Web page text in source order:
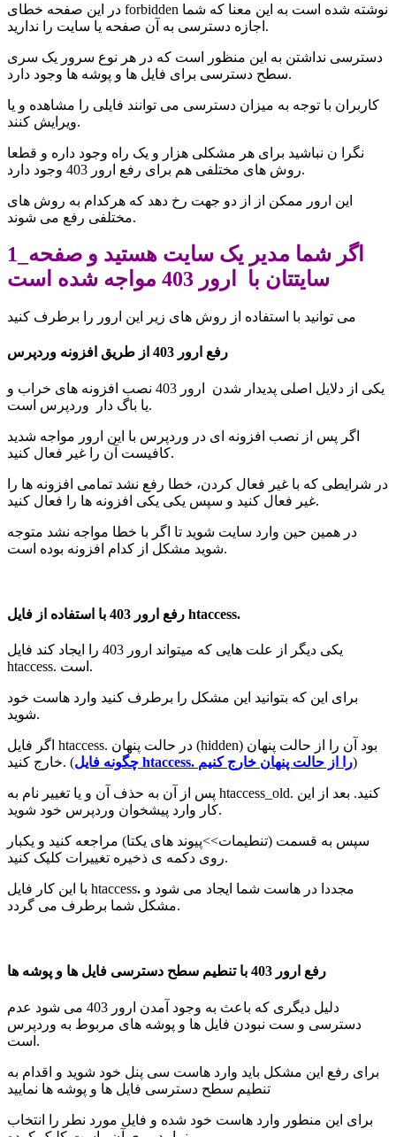
در این صفحه خطای forbidden نوشته شده است به این معنا که شما
اجازه دسترسی به آن صفحه یا سایت را ندارید.
دسترسی نداشتن به این منظور است که در هر نوع سرور یک سری
سطح دسترسی برای فایل ها و پوشه ها وجود دارد.
کاربران با توجه به میزان دسترسی می توانند فایلی را مشاهده و یا
ویرایش کنند.
نگرا ن نباشید برای هر مشکلی هزار و یک راه وجود داره و قطعا
روش های مختلفی هم برای رفع ارور 403 وجود دارد.
این ارور ممکن از از دو جهت رخ دهد که هرکدام به روش های
مختلفی رفع می شوند.
1_اگر شما مدیر یک سایت هستید و صفحه
سایتتان با ارور 403 مواجه شده است
می توانید با استفاده از روش های زیر این ارور را برطرف کنید
رفع ارور 403 از طریق افزونه وردپرس
یکی از دلایل اصلی پدیدار شدن ارور 403 نصب افزونه های خراب و
یا باگ دار وردپرس است.
اگر پس از نصب افزونه ای در وردپرس با این ارور مواجه شدید
کافیست آن را غیر فعال کنید.
در شرایطی که با غیر فعال کردن، خطا رفع نشد تمامی افزونه ها را
غیر فعال کنید و سپس یکی یکی افزونه ها را فعال کنید.
در همین حین وارد سایت شوید تا اگر با خطا مواجه نشد متوجه
شوید مشکل از کدام افزونه بوده است.
رفع ارور 403 با استفاده از فایل htaccess.
یکی دیگر از علت هایی که میتواند ارور 403 را ایجاد کند فایل
htaccess. است.
برای این که بتوانید این مشکل را برطرف کنید وارد هاست خود
شوید.
اگر فایل htaccess. در حالت پنهان (hidden) بود آن را از حالت پنهان
خارج کنید. (
چگونه فایل htaccess. را از حالت پنهان خارج کنیم)
htaccess old.
کار وارد پیشخوان وردپرسخود شوید.
سپس به قسمت (تنطیمات>>پیوند های یکتا) مراجعه کنید و یکبار
روی دکمه ی ذخیره تغییرات کلیک کنید.
با این کار فایل htaccess. مجددا در هاست شما ایجاد می شود و
مشکل شما برطرف می گردد.
رفع ارور 403 با تنطیم سطح دسترسی فایل ها و پوشه ها
دلیل دیگری که باعث به وجود آمدن ارور 403 می شود عدم
دسترسی و ست نبودن فایل ها و پوشه های مربوط به وردپرس
است.
برای رفع این مشکل باید وارد هاست سی پنل خود شوید و اقدام به
تنطیم سطح دسترسی فایل ها و پوشه ها نمایید
برای این منطور وارد هاست خود شده و فایل مورد نطر را انتخاب